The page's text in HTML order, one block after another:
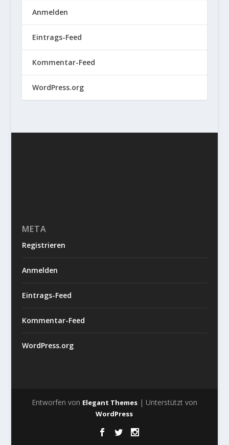
Anmelden
Eintrags-Feed
Kommentar-Feed
WordPress.org
META
Registrieren
Anmelden
Eintrags-Feed
Kommentar-Feed
WordPress.org
Entworfen von Elegant Themes| Unterstützt von
WordPress